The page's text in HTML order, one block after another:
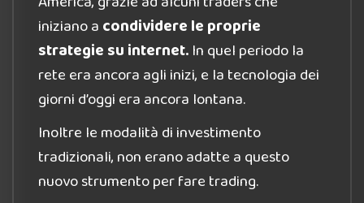
iniziano a condividere le proprie
strategie su internet. In quel periodo la
rete era ancora agli inizi, e la tecnologia dei
giorni d’oggi era ancora lontana.
Inoltre le modalità di investimento
tradizionali, non erano adatte a questo
nuovo strumento per fare trading.